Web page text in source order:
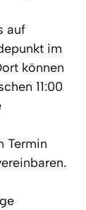
auf
im
können
11:00
Termin